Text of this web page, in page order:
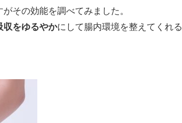
その効能を調べてみました。
収をゆるやかにして腸内環境を整えてくれる